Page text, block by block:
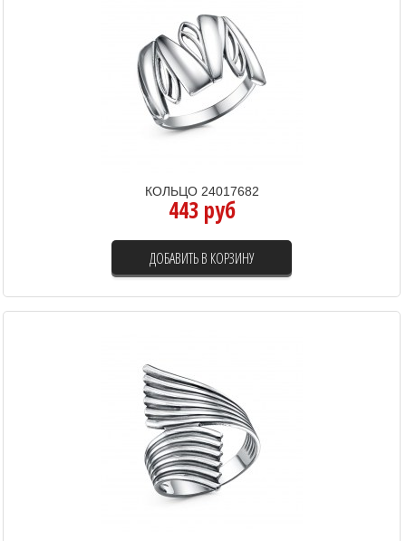
КОЛЬЦО 24017682
443 руб
ДОБАВИТЬ В КОРЗИНУ